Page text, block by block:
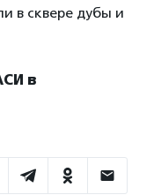
в сквере дубы и
в